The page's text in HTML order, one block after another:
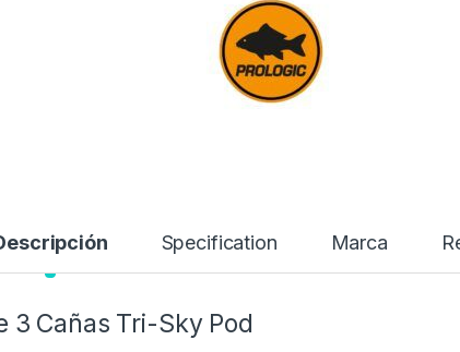
Specification Marca
3 Cañas Tri-Sky Pod